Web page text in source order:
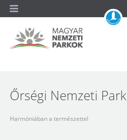
Nemzeti
Őrségi Nemzeti Park
Harmóniában a természettel